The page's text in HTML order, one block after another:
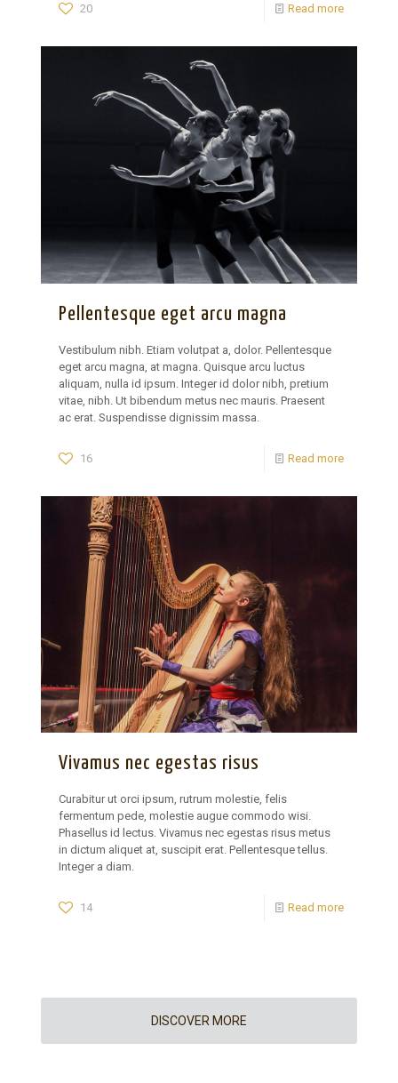
20 Read more
Pellentesque eget arcu magna
Vestibulum nibh. Etiam volutpat a, dolor. Pellentesque
eget arcu magna, at magna. Quisque arcu luctus
aliquam, nulla id ipsum. Integer id dolor nibh, pretium
vitae, nibh. Ut bibendum metus nec mauris. Praesent
ac erat. Suspendisse dignissim massa.
16 Read more
Vivamus nec egestas risus
Curabitur ut orci ipsum, rutrum molestie, felis
fermentum pede, molestie augue commodo wisi.
Phasellus id lectus. Vivamus nec egestas risus metus
in dictum aliquet at, suscipit erat. Pellentesque tellus.
Integer a diam.
14 Read more
DISCOVER MORE